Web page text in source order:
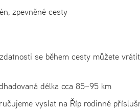
zpevněné cesty
se během cesty můžete
délka cca 85–95 km
vyslat na Říp rodinné